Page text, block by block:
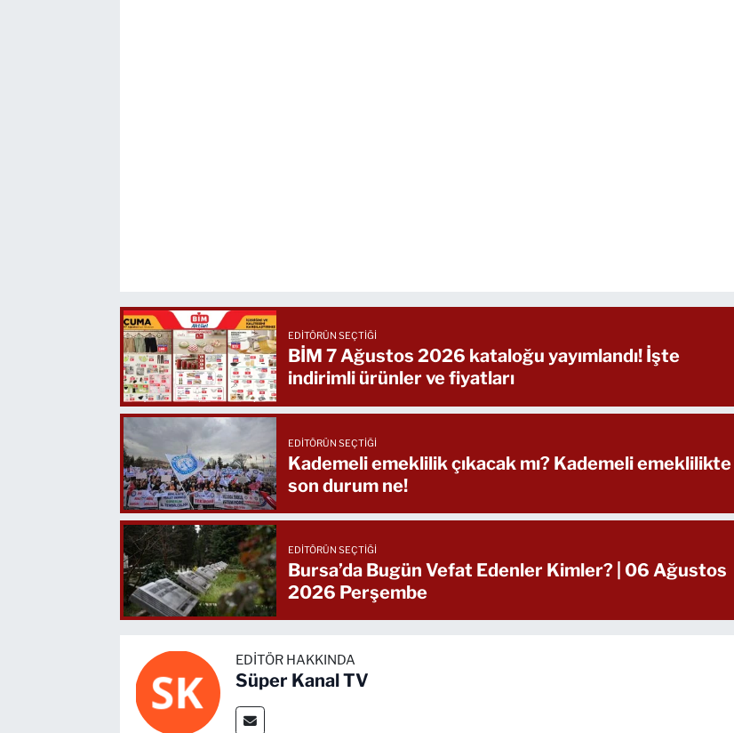
EDITÖRÜN SEÇTIĞI
BİM 7 Ağustos 2026 kataloğu yayımlandı! İşte
indirimli ürünler ve fiyatları
EDITÖRÜN SEÇTIĞI
Kademeli emeklilik çıkacak mı? Kademeli emeklilikte
son durum ne!
EDITÖRÜN SEÇTIĞI
Bursa’da Bugün Vefat Edenler Kimler? | 06 Ağustos
2026 Perşembe
EDITÖR HAKKINDA
Süper Kanal TV